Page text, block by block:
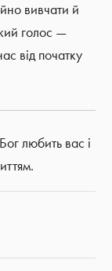
вивчати й
голос —
від початку
Бог любить вас і